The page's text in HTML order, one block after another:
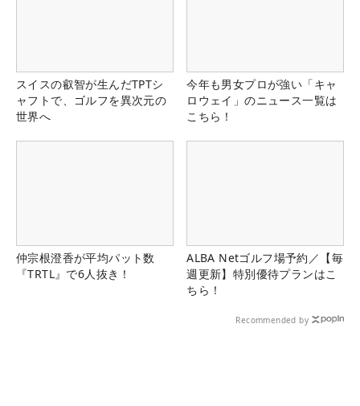
スイスの叡智が生んだTPTシ
ャフトで、ゴルフを異次元の
世界へ
今年も男女プロが強い「キャ
ロウェイ」のニュース一覧は
こちら！
仲宗根澄香が平均パット数
『TRTL』で6人抜き！
ALBA Netゴルフ場予約／【毎
週更新】特別優待プランはこ
ちら！
Recommended by